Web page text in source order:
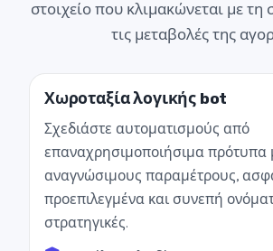
στοιχείο που κλιμακώνεται με τη
τις μεταβολές της
Χωροταξία λογικής bot
Σχεδιάστε αυτοματισμούς από
επαναχρησιμοποιήσιμα πρότυπα
αναγνώσιμους παραμέτρους,
προεπιλεγμένα και συνεπή
στρατηγικές.